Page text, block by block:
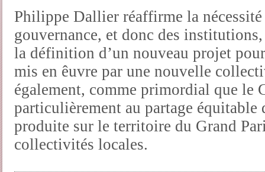
Philippe Dallier réaffirme la
gouvernance, et donc des
la définition d’un nouveau projet
mis en êuvre par une nouvelle
également, comme primordial que le
particulièrement au partage équitable
produite sur le territoire du Grand
collectivités locales.